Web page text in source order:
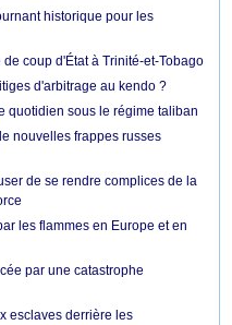
historique pour les
coup d'État à Trinité-et-Tobago
d'arbitrage au kendo ?
quotidien sous le régime taliban
nouvelles frappes russes
de se rendre complices de la
les flammes en Europe et en
par une catastrophe
esclaves derrière les